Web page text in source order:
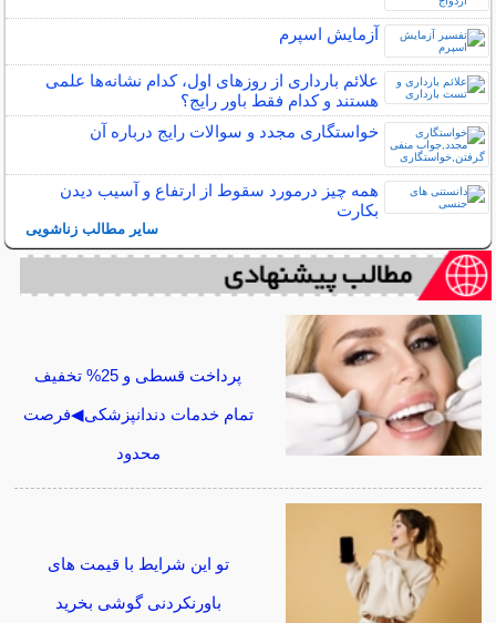
آزمایش اسپرم
علائم بارداری از روزهای اول، کدام نشانه‌ها علمی
هستند و کدام فقط باور رایج؟
خواستگاری مجدد و سوالات رایج درباره آن
همه چیز درمورد سقوط از ارتفاع و آسیب دیدن
بکارت
سایر مطالب زناشویی
پرداخت قسطی و 25% تخفیف
تمام خدمات دندانپزشکی◀فرصت
محدود
تو این شرایط با قیمت های
باورنکردنی گوشی بخرید